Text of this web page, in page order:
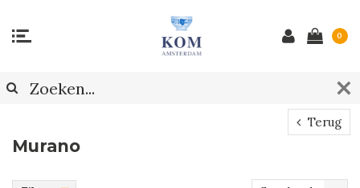
0
Terug
Murano